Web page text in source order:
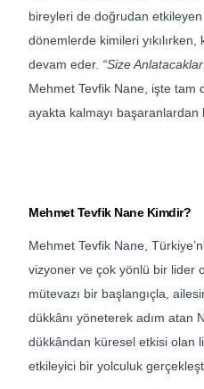
bireyleri de doğrudan
dönemlerde kimileri
devam eder. “Size
Mehmet Tevfik Nane, işte tam
ayakta kalmayı başaranlardan
Mehmet Tevfik Nane Kimdir?
Mehmet Tevfik Nane,
vizyoner ve çok yönlü bir lider
mütevazı bir başlangıçla,
dükkânı yöneterek adım atan
dükkândan küresel etkisi olan
etkileyici bir yolculuk